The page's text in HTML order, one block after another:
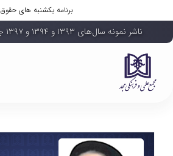
برنامه یکشنبه های حقوق
ناشر نمونه سال‌های ۱۳۹۳ و ۱۳۹۴ و ۱۳۹۷ جمهوری اسلامی ایران